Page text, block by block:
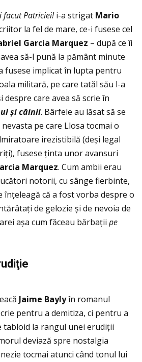
facut Patriciei!i-a strigat Mario
la fel de mare, ce-i fusese cel
Garcia Marquez – după ce îi
să-l pună la pământ minute
fusese implicat în lupta pentru
militară, pe care tatăl său l-a
care avea să scrie în
și câinii. Bârfele au lăsat să se
pe care Llosa tocmai o
irezistibilă (deși legal
fusese ţinta unor avansuri
Marquez. Cum ambii erau
notorii, cu sânge fierbinte,
înţeleagă că a fost vorba despre o
de gelozie și de nevoia de
așa cum făceau bărbaţii pe
ţie
Jaime Baylyîn romanul
pentru a demitiza, ci pentru a
tabloid la rangul unei erudiţii
deviază spre nostalgia
tocmai atunci când tonul lui